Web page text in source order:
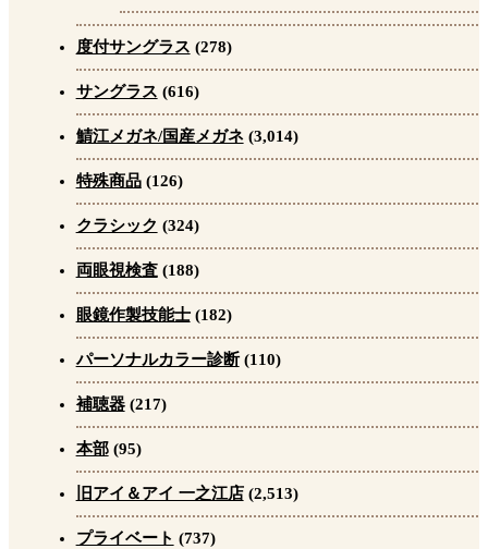
度付サングラス (278)
サングラス (616)
鯖江メガネ/国産メガネ(3,014)
特殊商品(126)
クラシック (324)
両眼視検査(188)
眼鏡作製技能士(182)
パーソナルカラー診断(110)
補聴器(217)
本部(95)
旧アイ＆アイ 一之江店(2,513)
プライベート (737)